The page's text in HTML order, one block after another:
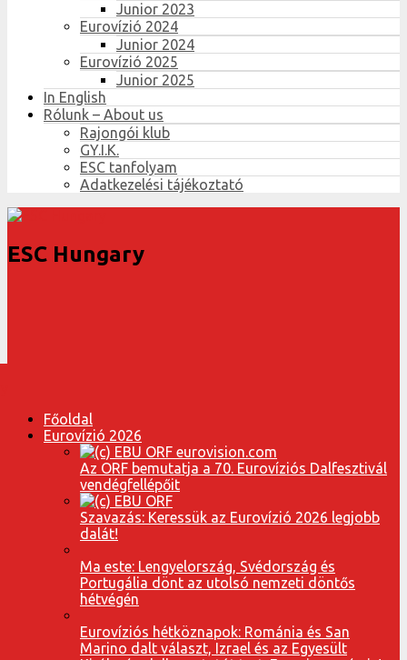
Junior 2023
Eurovízió 2024
Junior 2024
Eurovízió 2025
Junior 2025
In English
Rólunk – About us
Rajongói klub
GY.I.K.
ESC tanfolyam
Adatkezelési tájékoztató
ESC Hungary
Főoldal
Eurovízió 2026
Az ORF bemutatja a 70. Eurovíziós Dalfesztivál
vendégfellépőit
Szavazás: Keressük az Eurovízió 2026 legjobb
dalát!
Ma este: Lengyelország, Svédország és
Portugália dönt az utolsó nemzeti döntős
hétvégén
Eurovíziós hétköznapok: Románia és San
Marino dalt választ, Izrael és az Egyesült